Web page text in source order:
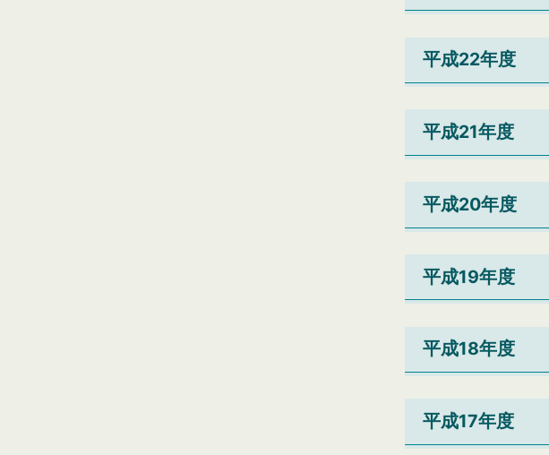
平成22年度
平成21年度
平成20年度
平成19年度
平成18年度
平成17年度